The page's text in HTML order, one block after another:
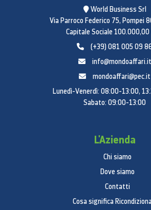
World Business Srl
Via Parroco Federico 75, Pompei
Capitale Sociale 100.000,00
(+39) 081 005 09
info@mondoaffari.it
mondoaffari@pec.it
Lunedì-Venerdì: 08:00-13:00,
Sabato: 09:00-13:00
L'Azienda
Chi siamo
Dove siamo
Contatti
Cosa significa